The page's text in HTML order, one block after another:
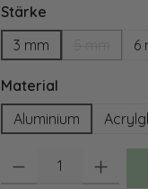
Stärkeauswählen
3 mm
(Diese
6
Materialauswählen
Aluminium
Produkt Anzahl: Gib